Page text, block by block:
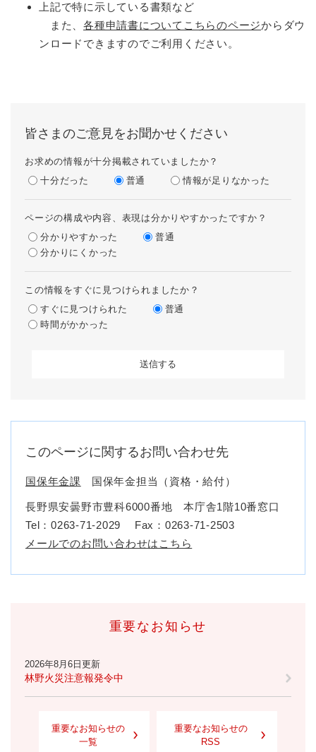
上記で特に示している書類など
また、 各種申請書についてこちらのページからダウ
ンロードできますのでご利用ください。
皆さまのご意見をお聞かせください
お求めの情報が十分掲載されていましたか？
十分だった
普通 情報が足りなかった
ページの構成や内容、表現は分かりやすかったですか？
分かりやすかった
普通
分かりにくかった
この情報をすぐに見つけられましたか？
すぐに見つけられた
普通
時間がかかった
このページに関するお問い合わせ先
国保年金課 国保年金担当（資格・給付）
長野県安曇野市豊科6000番地 本庁舎1階10番窓口
Tel：0263-71-2029
Fax：0263-71-2503
メールでのお問い合わせはこちら
重要なお知らせ
2026年8月6日更新
林野火災注意報発令中
重要なお知らせの
一覧
重要なお知らせの
RSS